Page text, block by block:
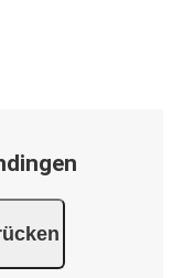
onze website of
sommige